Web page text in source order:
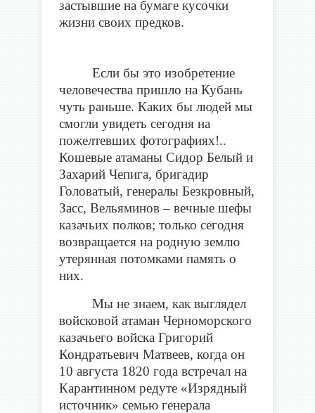
застывшие на бумаге кусочки
жизни своих предков.
Если бы это изобретение
человечества пришло на Кубань
чуть раньше. Каких бы людей мы
смогли увидеть сегодня на
пожелтевших фотографиях!..
Кошевые атаманы Сидор Белый и
Захарий Чепига, бригадир
Головатый, генералы Безкровный,
Засс, Вельяминов – вечные шефы
казачьих полков; только сегодня
возвращается на родную землю
утерянная потомками память о
них.
Мы не знаем, как выглядел
войсковой атаман Черноморского
казачьего войска Григорий
Кондратьевич Матвеев, когда он
10 августа 1820 года встречал на
Карантинном редуте «Изрядный
источник» семью генерала